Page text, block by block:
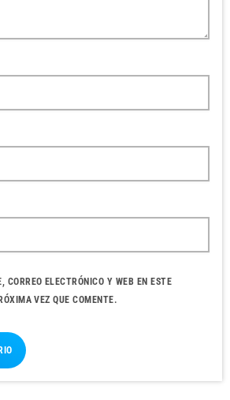
CORREO ELECTRÓNICO Y WEB EN ESTE
VEZ QUE COMENTE.